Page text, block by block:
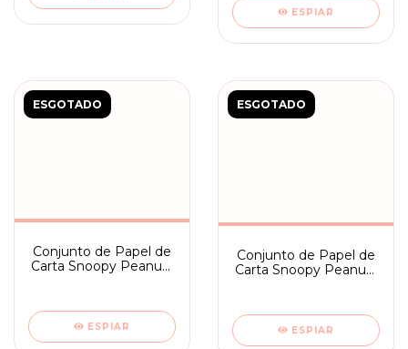
ESPIAR
ESGOTADO
Conjunto de Papel de
Carta Snoopy Peanuts
ESPIAR
ESGOTADO
Conjunto de Papel de
Carta Snoopy Peanuts
ESPIAR